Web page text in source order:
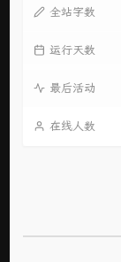
全站字数
运行天数
最后活动
在线人数